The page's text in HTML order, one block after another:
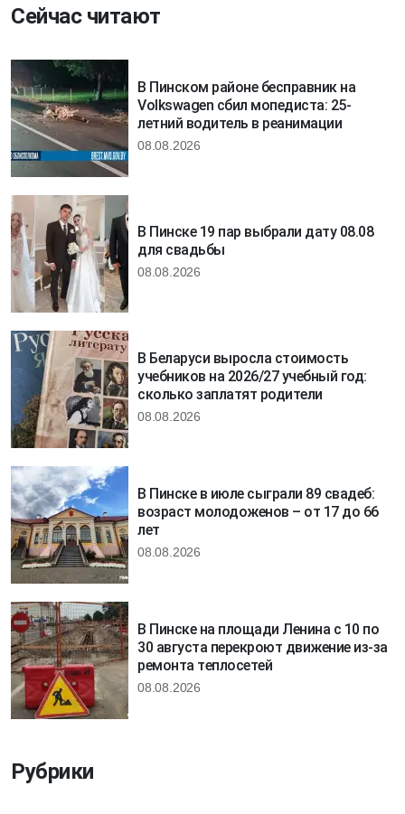
Сейчас читают
В Пинском районе бесправник на
Volkswagen сбил мопедиста: 25-
летний водитель в реанимации
08.08.2026
В Пинске 19 пар выбрали дату 08.08
для свадьбы
08.08.2026
В Беларуси выросла стоимость
учебников на 2026/27 учебный год:
сколько заплатят родители
08.08.2026
В Пинске в июле сыграли 89 свадеб:
возраст молодоженов – от 17 до 66
лет
08.08.2026
В Пинске на площади Ленина с 10 по
30 августа перекроют движение из-за
ремонта теплосетей
08.08.2026
Рубрики